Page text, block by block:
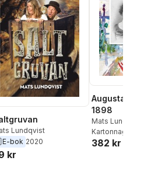
Lundqvist
E-bok 2020
kr
Augustas
1898
Mats Lundqvist
Kartonnage
382 kr